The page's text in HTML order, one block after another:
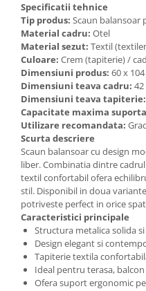
Comode
Mese cafea si decorative
Rafturi si biblioteci
Tabureti si fotolii
Mobila hol
Cuiere
Pantofare
Decoratiuni
Plante artificiale
Riflaje
Specificatii tehnice
Tip produs: Scaun
Material cadru: Otel
Material sezut: Textil
Culoare: Crem (tapiterie) /
Dimensiuni produs: 60 x
Dimensiuni teava cadru:
Dimensiuni teava tapiterie:
Capacitate maxima
Utilizare recomandata:
Scurta descriere
Scaun balansoar cu design
liber. Combinatia dintre
textil confortabil ofera
stil. Disponibil in doua
potriveste perfect in orice
Caracteristici principale
Structura metalica solida
Design elegant si
Tapiterie textila
Ideal pentru terasa,
Ofera suport ergonomic